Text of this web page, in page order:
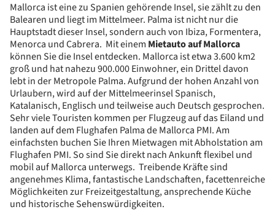
Mallorca ist eine zu Spanien gehörende Insel, sie zählt zu den
Balearen und liegt im Mittelmeer. Palma ist nicht nur die
Hauptstadt dieser Insel, sondern auch von Ibiza, Formentera,
Menorca und Cabrera. Mit einem Mietauto auf Mallorca
können Sie die Insel entdecken. Mallorca ist etwa 3.600 km2
groß und hat nahezu 900.000 Einwohner, ein Drittel davon
lebt in der Metropole Palma. Aufgrund der hohen Anzahl von
Urlaubern, wird auf der Mittelmeerinsel Spanisch,
Katalanisch, Englisch und teilweise auch Deutsch gesprochen.
Sehr viele Touristen kommen per Flugzeug auf das Eiland und
landen auf dem Flughafen Palma de Mallorca PMI. Am
einfachsten buchen Sie Ihren Mietwagen mit Abholstation am
Flughafen PMI. So sind Sie direkt nach Ankunft flexibel und
mobil auf Mallorca unterwegs. Treibende Kräfte sind
angenehmes Klima, fantastische Landschaften, facettenreiche
Möglichkeiten zur Freizeitgestaltung, ansprechende Küche
und historische Sehenswürdigkeiten.